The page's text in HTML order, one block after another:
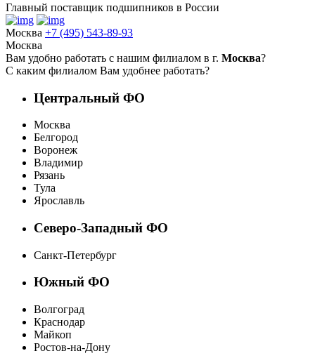
Главный поставщик подшипников в России
Москва +7 (495) 543-89-93
Москва
Вам удобно работать с нашим филиалом в г. Москва?
С каким филиалом Вам удобнее работать?
Центральный ФО
Москва
Белгород
Воронеж
Владимир
Рязань
Тула
Ярославль
Северо-Западный ФО
Санкт-Петербург
Южный ФО
Волгоград
Краснодар
Майкоп
Ростов-на-Дону